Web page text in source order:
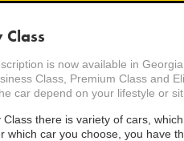
Class
is now available in
Class, Premium Class and
car depend on your lifestyle or
Class there is variety of cars,
which car you choose, you have